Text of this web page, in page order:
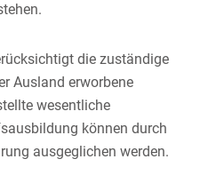
die zuständige
Ausland erworbene
wesentliche
können durch
ausgeglichen werden.